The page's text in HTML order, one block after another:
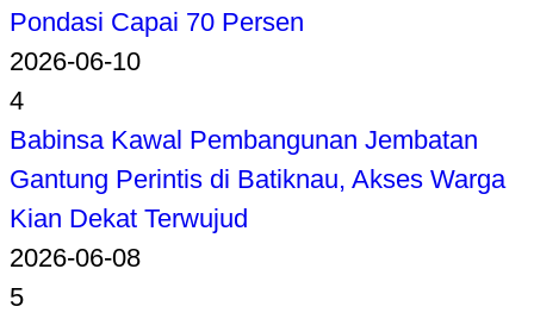
Pondasi Capai 70 Persen
2026-06-10
4
Babinsa Kawal Pembangunan Jembatan
Gantung Perintis di Batiknau, Akses Warga
Kian Dekat Terwujud
2026-06-08
5